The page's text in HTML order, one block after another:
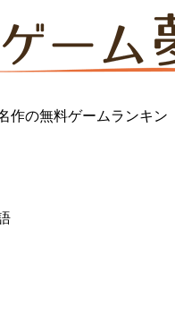
作の無料ゲームランキン